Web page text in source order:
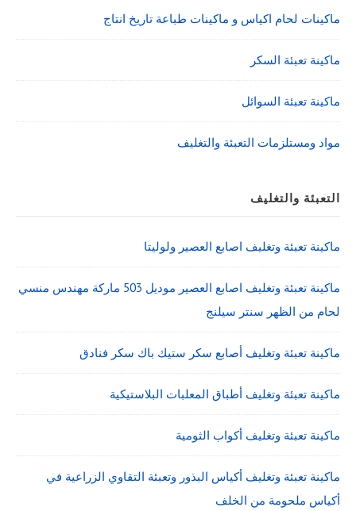
ماكينات لحام اكياس و ماكينات طباعة تاريخ انتاج
ماكينة تعبئة السكر
ماكينة تعبئة السوائل
مواد ومستلزمات التعبئة والتغليف
التعبئة والتغليف
ماكينة تعبئة وتغليف اصابع العصير ولوليتا
ماكينة تعبئة وتغليف اصابع العصير موديل 503 ماركة مهندس منسي
لحام من الظهر سنتر سيلنج
ماكينة تعبئة وتغليف أصابع سكر ستيك باك سكر فنادق
ماكينة تعبئة وتغليف أطباق المعلبات البلاستيكية
ماكينة تعبئة وتغليف أكواب الثومية
ماكينة تعبئة وتغليف أكياس البذور وتعبئة التقاوي الزراعية في
أكياس ملحومة من الخلف